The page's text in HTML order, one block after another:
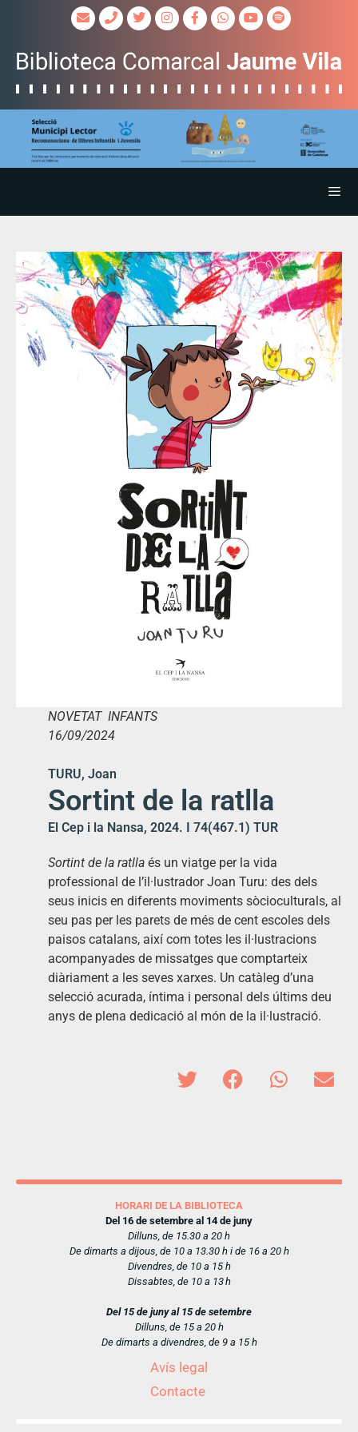
NOVETAT INFANTS
16/09/2024
TURU, Joan
Sortint de la ratlla
El Cep i la Nansa, 2024. I 74(467.1) TUR
Sortint de la ratlla és un viatge per la vida
professional de l’il·lustrador Joan Turu: des dels
seus inicis en diferents moviments sòcioculturals, al
seu pas per les parets de més de cent escoles dels
paisos catalans, així com totes les il·lustracions
acompanyades de missatges que comptarteix
diàriament a les seves xarxes. Un catàleg d’una
selecció acurada, íntima i personal dels últims deu
anys de plena dedicació al món de la il·lustració.
HORARI DE LA BIBLIOTECA
Del 16 de setembre al 14 de juny
Dilluns, de 15.30 a 20 h
De dimarts a dijous, de 10 a 13.30 h i de 16 a 20 h
Divendres, de 10 a 15 h
Dissabtes, de 10 a 13 h
Del 15 de juny al 15 de setembre
Dilluns, de 15 a 20 h
De dimarts a divendres, de 9 a 15 h
Avís legal
Contacte